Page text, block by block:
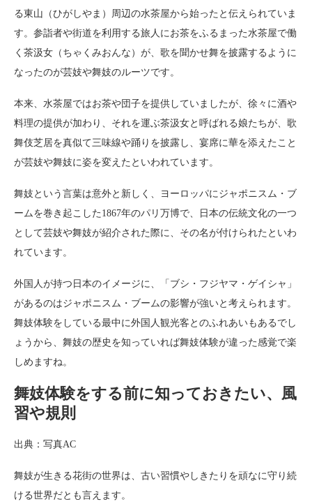
る東山（ひがしやま）周辺の水茶屋から始ったと伝えられていま
す。参詣者や街道を利用する旅人にお茶をふるまった水茶屋で働
く茶汲女（ちゃくみおんな）が、歌を聞かせ舞を披露するように
なったのが芸妓や舞妓のルーツです。
本来、水茶屋ではお茶や団子を提供していましたが、徐々に酒や
料理の提供が加わり、それを運ぶ茶汲女と呼ばれる娘たちが、歌
舞伎芝居を真似て三味線や踊りを披露し、宴席に華を添えたこと
が芸妓や舞妓に姿を変えたといわれています。
舞妓という言葉は意外と新しく、ヨーロッパにジャポニスム・ブ
ームを巻き起こした1867年のパリ万博で、日本の伝統文化の一つ
として芸妓や舞妓が紹介された際に、その名が付けられたといわ
れています。
外国人が持つ日本のイメージに、「ブシ・フジヤマ・ゲイシャ」
があるのはジャポニスム・ブームの影響が強いと考えられます。
舞妓体験をしている最中に外国人観光客とのふれあいもあるでし
ょうから、舞妓の歴史を知っていれば舞妓体験が違った感覚で楽
しめますね。
舞妓体験をする前に知っておきたい、風
習や規則
出典：写真AC
舞妓が生きる花街の世界は、古い習慣やしきたりを頑なに守り続
ける世界だとも言えます。